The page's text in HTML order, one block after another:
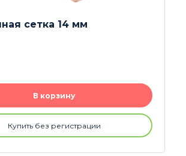
Steel Rastashop
В корзину
Купить без регистрации